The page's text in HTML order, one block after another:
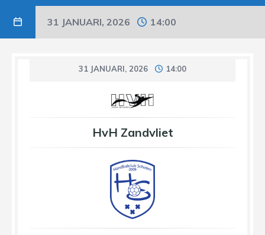
31 JANUARI, 2026 14:00
31 JANUARI, 2026 14:00
HvH Zandvliet